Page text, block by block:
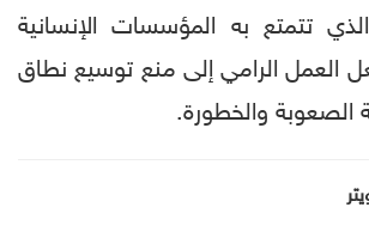
تتمتع به المؤسسات الإنسانية
العمل الرامي إلى منع توسيع نطاق
الصعوبة والخطورة.